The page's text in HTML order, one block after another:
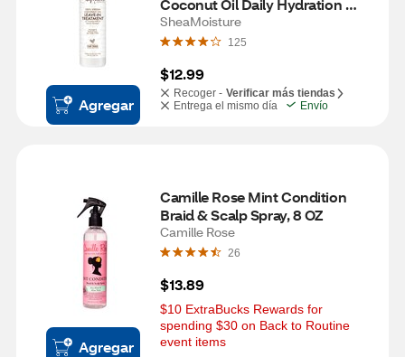
Agregar
Coconut Oil Daily Hydration
Leave-In Treatment, 8 OZ
SheaMoisture
125
$12.99
Recoger - Verificar más tiendas
Entrega el mismo día
Envío
Agregar
Camille Rose Mint Condition
Braid & Scalp Spray, 8 OZ
Camille Rose
26
$13.89
$10 ExtraBucks Rewards for
spending $30 on Back to Routine
event items